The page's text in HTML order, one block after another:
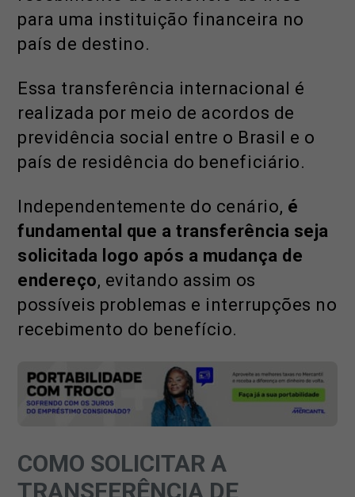
para uma instituição financeira no
país de destino.
Essa transferência internacional é
realizada por meio de acordos de
previdência social entre o Brasil e o
país de residência do beneficiário.
Independentemente do cenário, é
fundamental que a transferência seja
solicitada logo após a mudança de
endereço, evitando assim os
possíveis problemas e interrupções no
recebimento do benefício.
COMO SOLICITAR A
TRANSFERÊNCIA DE